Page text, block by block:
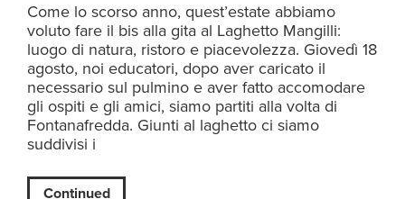
Come lo scorso anno, quest’estate abbiamo
voluto fare il bis alla gita al Laghetto Mangilli:
luogo di natura, ristoro e piacevolezza. Giovedì 18
agosto, noi educatori, dopo aver caricato il
necessario sul pulmino e aver fatto accomodare
gli ospiti e gli amici, siamo partiti alla volta di
Fontanafredda. Giunti al laghetto ci siamo
suddivisi i
Continued